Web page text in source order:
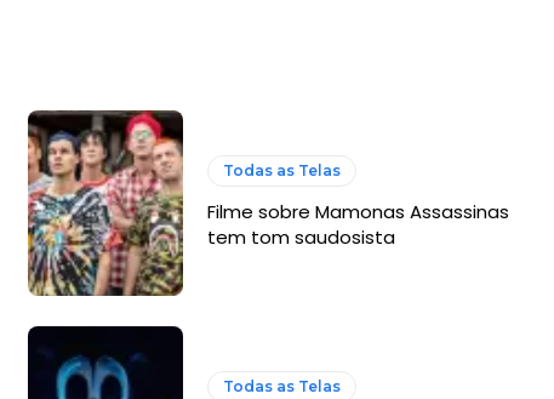
Todas as Telas
Filme sobre Mamonas Assassinas
tem tom saudosista
Todas as Telas